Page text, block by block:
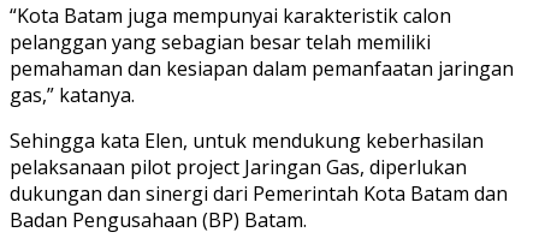
“Kota Batam juga mempunyai karakteristik calon
pelanggan yang sebagian besar telah memiliki
pemahaman dan kesiapan dalam pemanfaatan jaringan
gas,” katanya.
Sehingga kata Elen, untuk mendukung keberhasilan
pelaksanaan pilot project Jaringan Gas, diperlukan
dukungan dan sinergi dari Pemerintah Kota Batam dan
Badan Pengusahaan (BP) Batam.